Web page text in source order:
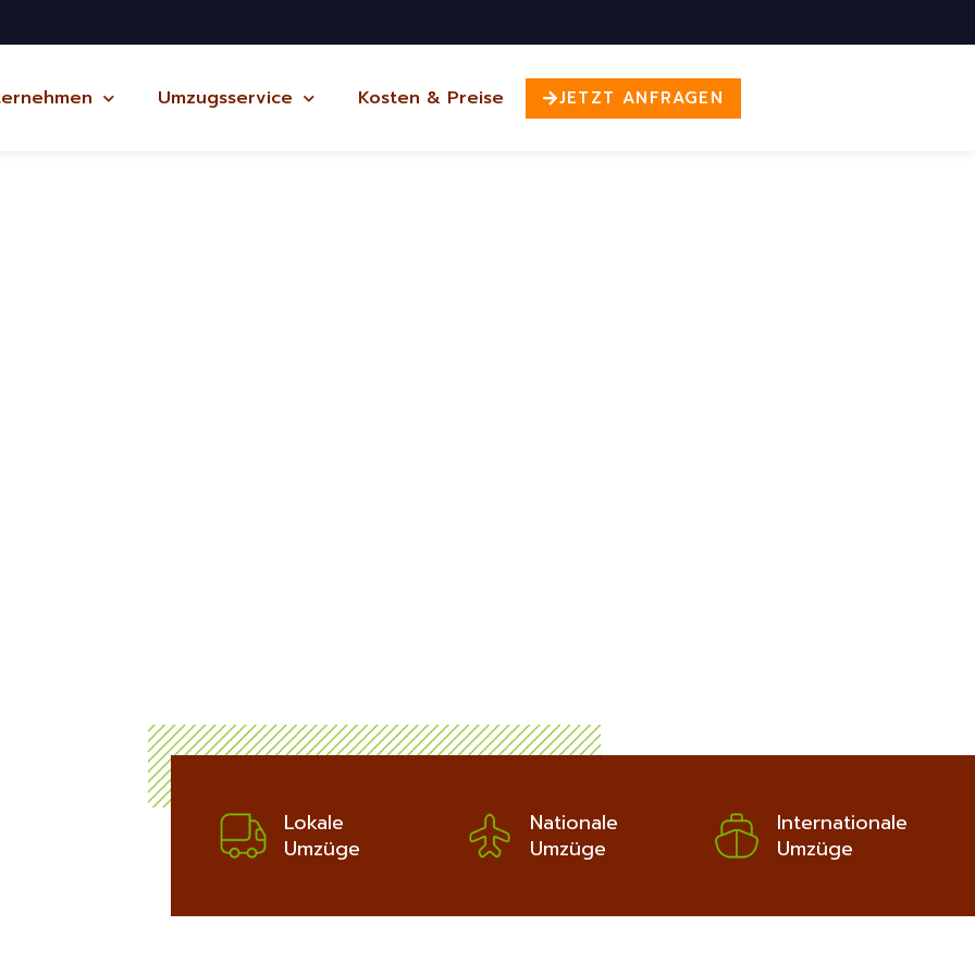
Umzugsservice Kosten & Preise JETZT ANFRAGEN
Lokale
Umzüge
Nationale
Umzüge
Internationale
Umzüge